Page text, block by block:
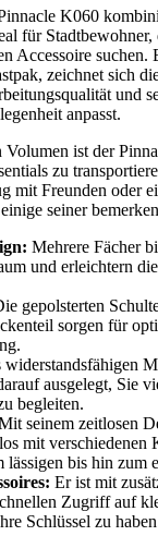
K060
für Stadtbewohner,
Accessoire
zeichnet sich
und
anpasst.
ist der
zu
mit Freunden oder
seiner
Mehrere Fächer
und erleichtern
gepolsterten
sorgen für
widerstandsfähigen
ausgelegt, Sie
begleiten.
seinem zeitlosen
mit verschiedenen
lässigen bis hin zum
Er ist mit
Zugriff auf
Schlüssel zu